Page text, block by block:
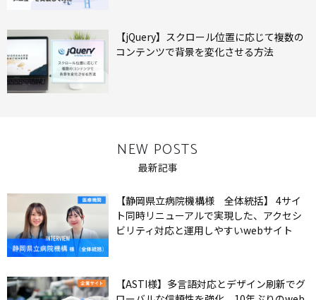
【jQuery】スクロール位置に応じて複数の
コンテンツで背景を変化させる方法
NEW POSTS
最新記事
【静岡県立病院機構様 全体統括】 4サイ
ト同時リニューアルで実現した、アクセシ
ビリティ対応と運用しやすいwebサイト
【ASTI様】多言語対応とデザイン刷新でグ